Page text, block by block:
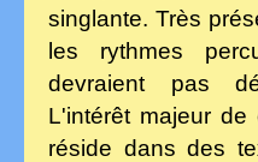
singlante. Très
les rythmes
devraient pas
L'intérêt majeur de
réside dans des